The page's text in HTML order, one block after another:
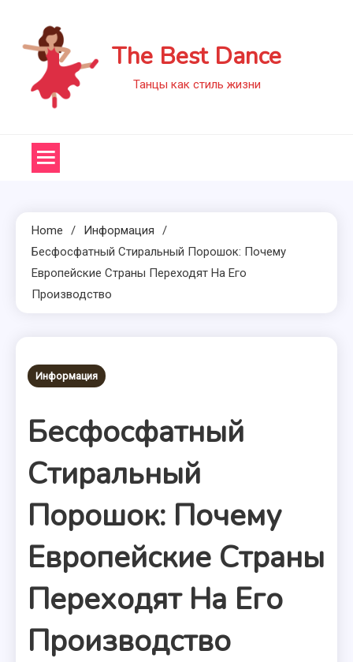
content
The Best Dance
Танцы как стиль жизни
Home
Информация
Бесфосфатный Стиральный Порошок: Почему
Европейские Страны Переходят На Его
Производство
Информация
Бесфосфатный
Стиральный
Порошок: Почему
Европейские Страны
Переходят На Его
Производство